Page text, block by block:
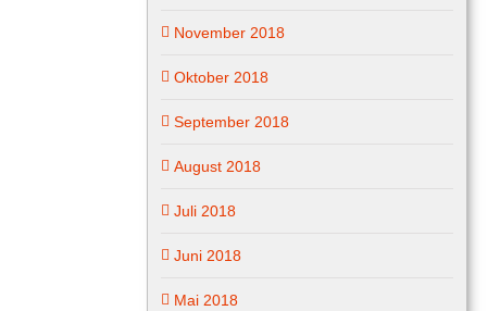
November 2018
Oktober 2018
September 2018
August 2018
Juli 2018
Juni 2018
Mai 2018